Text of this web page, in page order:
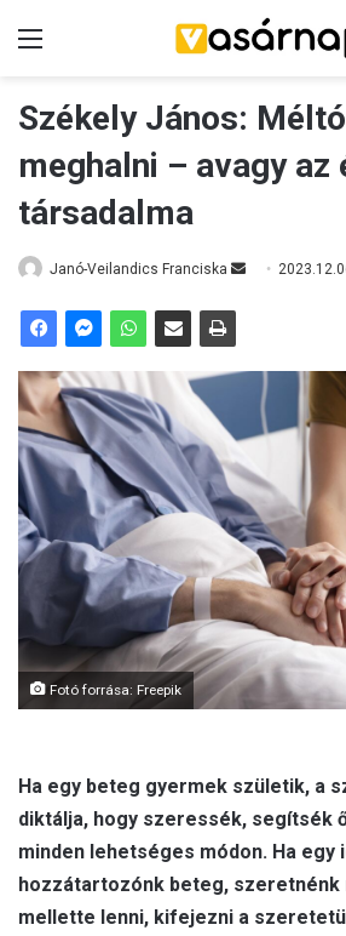
Székely János:
meghalni – avagy az
társadalma
Janó-Veilandics Franciska
e
m
a
i
l
Fotó forrása: Freepik
Ha egy beteg gyermek születik, a
diktálja, hogy szeressék, segítsék
minden lehetséges módon. Ha egy
hozzátartozónk beteg, szeretnénk
mellette lenni, kifejezni a